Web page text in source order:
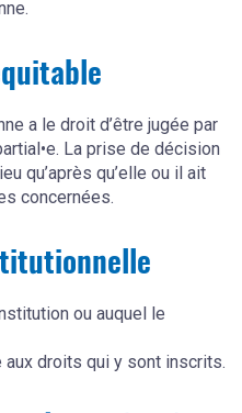
a le droit d’être jugée par
La prise de décision
qu’après qu’elle ou il ait
concernées.
ou auquel le
droits qui y sont inscrits.